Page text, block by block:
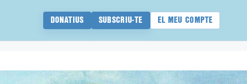
DONATIUS SUBSCRIU-TE EL MEU COMPTE